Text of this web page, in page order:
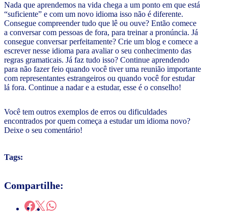
Nada que aprendemos na vida chega a um ponto em que está
“suficiente” e com um novo idioma isso não é diferente.
Consegue compreender tudo que lê ou ouve? Então comece
a conversar com pessoas de fora, para treinar a pronúncia. Já
consegue conversar perfeitamente? Crie um blog e comece a
escrever nesse idioma para avaliar o seu conhecimento das
regras gramaticais. Já faz tudo isso? Continue aprendendo
para não fazer feio quando você tiver uma reunião importante
com representantes estrangeiros ou quando você for estudar
lá fora. Continue a nadar e a estudar, esse é o conselho!
Você tem outros exemplos de erros ou dificuldades
encontrados por quem começa a estudar um idioma novo?
Deixe o seu comentário!
Tags:
Compartilhe: